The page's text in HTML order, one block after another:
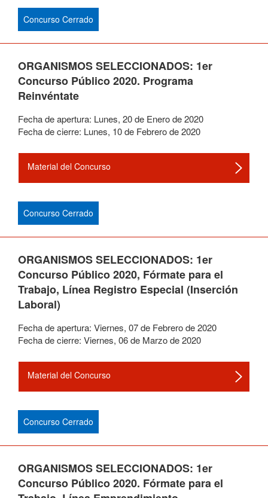
Concurso Cerrado
ORGANISMOS SELECCIONADOS: 1er
Concurso Público 2020. Programa
Reinvéntate
Fecha de apertura: Lunes, 20de Enerode2020
Fecha de cierre: Lunes, 10de Febrerode2020
Material del Concurso
Concurso Cerrado
ORGANISMOS SELECCIONADOS: 1er
Concurso Público 2020, Fórmate para el
Trabajo, Línea Registro Especial (Inserción
Laboral)
Fecha de apertura: Viernes, 07de Febrerode2020
Fecha de cierre: Viernes, 06de Marzode2020
Material del Concurso
Concurso Cerrado
ORGANISMOS SELECCIONADOS: 1er
Concurso Público 2020. Fórmate para el